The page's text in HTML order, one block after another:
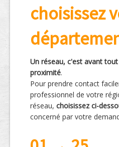
choisissez
Un réseau, c'est avant
proximité.
Pour prendre contact
professionnel de votre
réseau, choisissez ci-
concerné par votre